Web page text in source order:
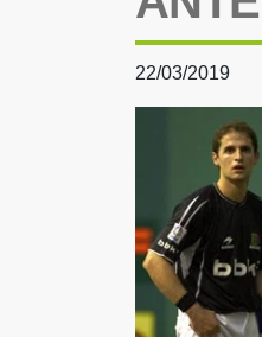
22/03/2019